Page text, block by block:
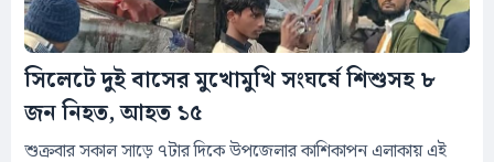
সিলেটে দুই বাসের মুখোমুখি সংঘর্ষে শিশুসহ ৮
জন নিহত, আহত ১৫
শুক্রবার সকাল সাড়ে ৭টার দিকে উপজেলার কাশিকাপন এলাকায় এই